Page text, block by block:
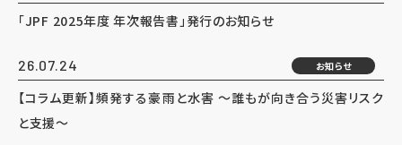
「JPF 2025年度 年次報告書」発行のお知らせ
26.07.24 お知らせ
【コラム更新】頻発する豪雨と水害 ～誰もが向き合う災害リスク
と支援～